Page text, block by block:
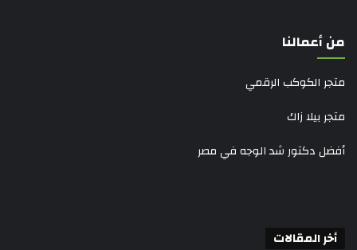
من أعمالنا
متجر الكوكب الرقمي
متجر بيلا زاك
أفضل دكتور شد الوجه في مصر
أخر المقالات